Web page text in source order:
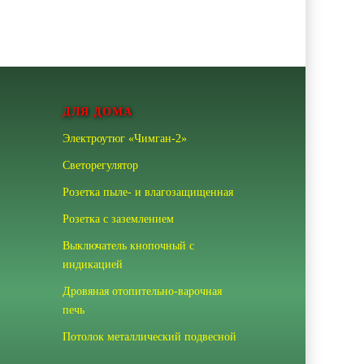
ДЛЯ ДОМА
Электроутюг «Чимган-2»
Светорегулятор
Розетка пыле- и влагозащищенная
Розетка с заземлением
Выключатель кнопочный с
индикацией
Дровяная отопительно-варочная
печь
Потолок металлический подвесной